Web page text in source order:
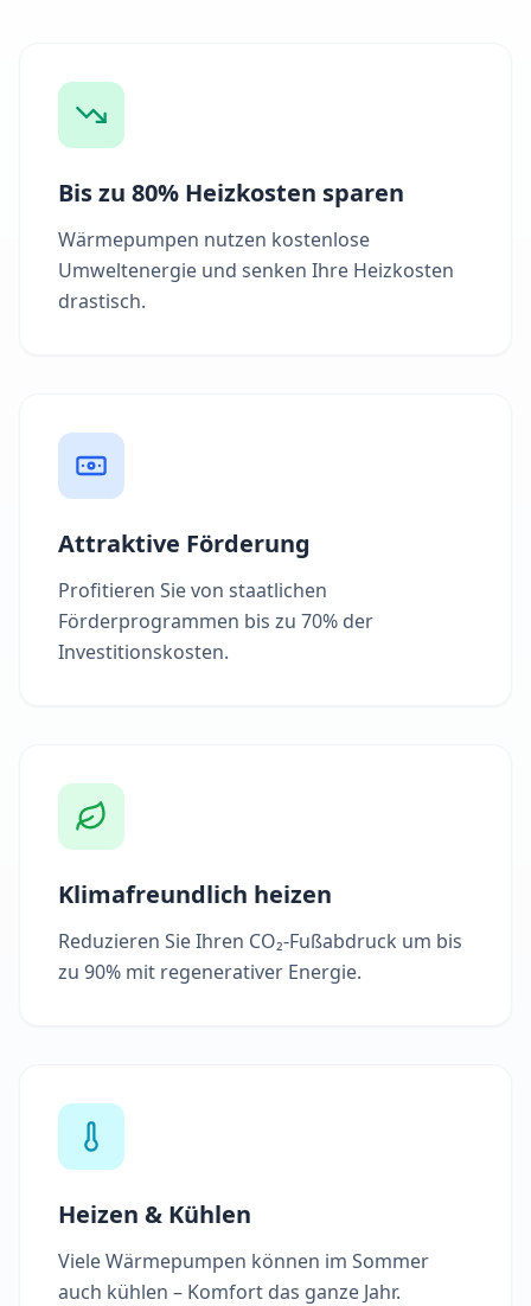
Bis zu 80% Heizkosten sparen
Wärmepumpen nutzen kostenlose
Umweltenergie und senken Ihre Heizkosten
drastisch.
Attraktive Förderung
Profitieren Sie von staatlichen
Förderprogrammen bis zu 70% der
Investitionskosten.
Klimafreundlich heizen
Reduzieren Sie Ihren CO₂-Fußabdruck um bis
zu 90% mit regenerativer Energie.
Heizen & Kühlen
Viele Wärmepumpen können im Sommer
auch kühlen – Komfort das ganze Jahr.